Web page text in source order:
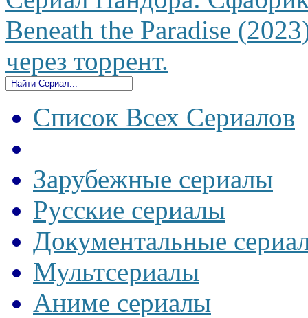
Beneath the Paradise
через торрент.
Список Всех Сериалов
Зарубежные сериалы
Русские сериалы
Документальные
Мультсериалы
Аниме сериалы